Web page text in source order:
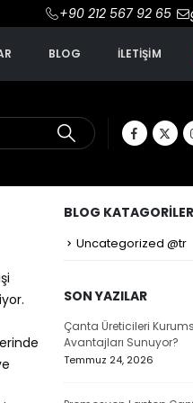
+90 212 567 92 65
BLOG İLETIŞIM
BLOG
Uncategorized @tr
SON YAZILAR
Çanta Üreticileri
Avantajları Sunuyor?
Temmuz 24, 2026